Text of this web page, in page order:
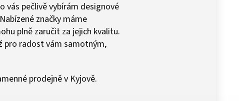
vás pečlivě vybírám designové
značky máme
plně zaručit za jejich kvalitu.
pro radost vám samotným,
prodejně v Kyjově.